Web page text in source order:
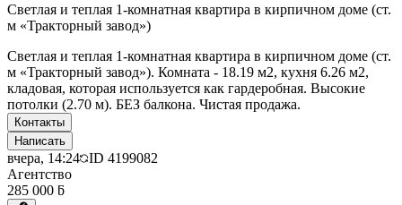
Светлая и теплая 1-комнатная квартира в кирпичном доме (ст.
м «Тракторный завод»)
Светлая и теплая 1-комнатная квартира в кирпичном доме (ст.
м «Тракторный завод»). Комната - 18.19 м2, кухня 6.26 м2,
кладовая, которая используется как гардеробная. Высокие
потолки (2.70 м). БЕЗ балкона. Чистая продажа.
Контакты
Написать
вчера, 14:24 ID 4199082
Агентство
285 000 ƃ